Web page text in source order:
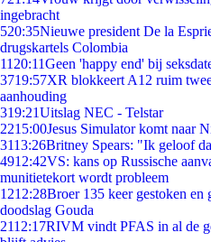
ingebracht
520:35Nieuwe president De la
drugskartels Colombia
11 20:11Geen 'happy end' bij
3719:57XR blokkeert A12 ruim
aanhouding
319:21Uitslag NEC - Telstar
2215:00Jesus Simulator komt naar
3113:26Britney Spears: "Ik geloof
4912:42VS: kans op Russische
munitietekort wordt probleem
1212:28Broer 135 keer gestoken en
doodslag Gouda
2112:17RIVM vindt PFAS in al de